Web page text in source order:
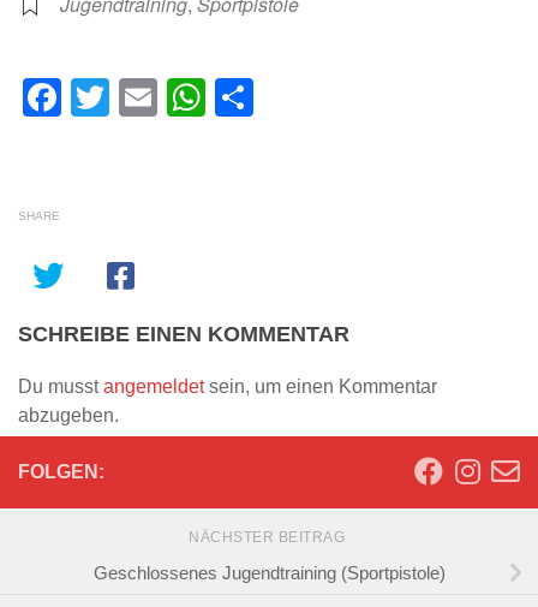
Facebook
Twitter
EmailWhatsApp
SHARE
SCHREIBE EINEN KOMMENTAR
Du musstangemeldetsein, um einen Kommentar
abzugeben.
FOLGEN:
NÄCHSTER BEITRAG
Geschlossenes Jugendtraining (Sportpistole)